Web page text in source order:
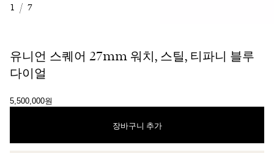
1 / 7
유니언 스퀘어 27mm 워치, 스틸, 티파니 블루
다이얼
5,500,000원
장바구니 추가